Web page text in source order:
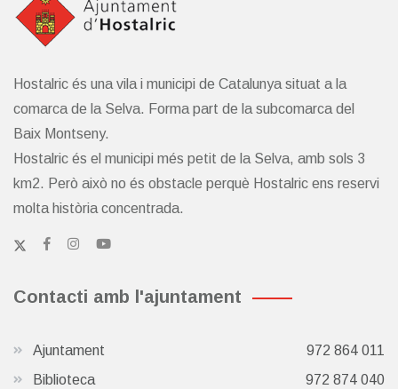
Hostalric és una vila i municipi de Catalunya situat a la
comarca de la Selva. Forma part de la subcomarca del
Baix Montseny.
Hostalric és el municipi més petit de la Selva, amb sols 3
km2. Però això no és obstacle perquè Hostalric ens reservi
molta història concentrada.
Contacti amb l'ajuntament
Ajuntament
972 864 011
Biblioteca
972 874 040